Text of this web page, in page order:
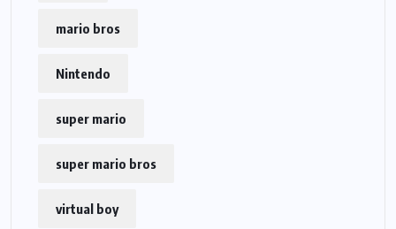
mario bros
Nintendo
super mario
super mario bros
virtual boy